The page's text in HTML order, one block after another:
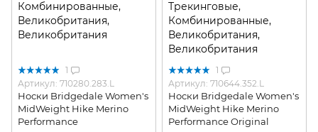
1
Артикул: 710280.283.L
Носки Bridgedale Women's
MidWeight Hike Merino
Performance
1
Артикул: 710644.352.L
Носки Bridgedale Women's
MidWeight Hike Merino
Performance Original